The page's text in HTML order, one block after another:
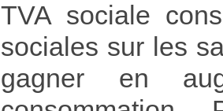
TVA sociale
sociales sur les
gagner en